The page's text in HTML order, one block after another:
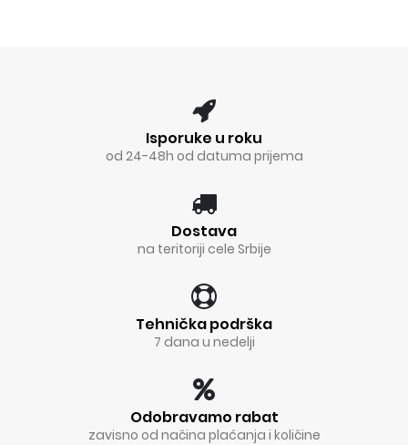
Isporuke u roku
od 24-48h od datuma prijema
Dostava
na teritoriji cele Srbije
Tehnička podrška
7 dana u nedelji
Odobravamo rabat
zavisno od načina plaćanja i količine